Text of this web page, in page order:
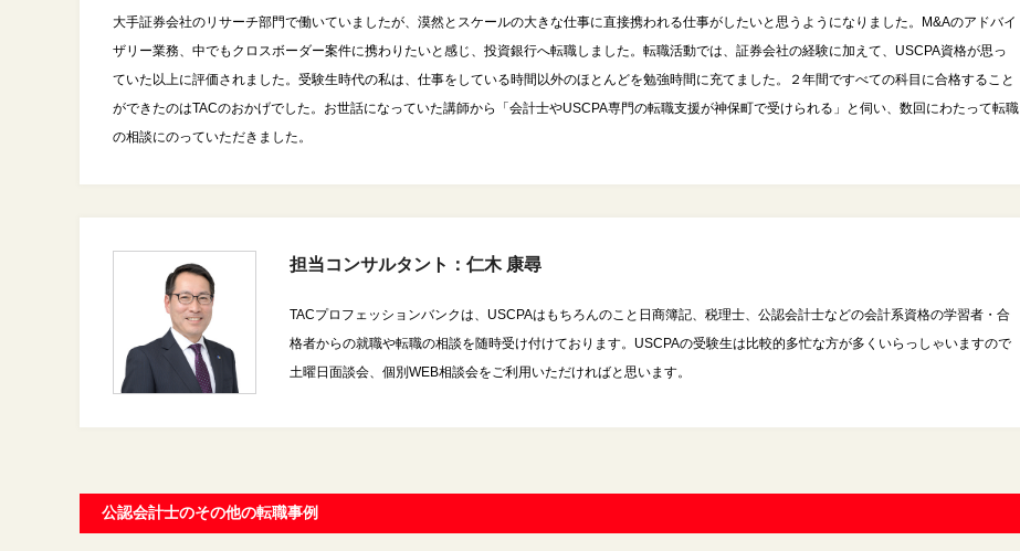
大手証券会社のリサーチ部門で働いていましたが、漠然とスケールの大きな仕事に直接携われる仕事がしたいと思うようになりました。M&Aのアドバイ
ザリー業務、中でもクロスボーダー案件に携わりたいと感じ、投資銀行へ転職しました。転職活動では、証券会社の経験に加えて、USCPA資格が思っ
ていた以上に評価されました。受験生時代の私は、仕事をしている時間以外のほとんどを勉強時間に充てました。２年間ですべての科目に合格すること
ができたのはTACのおかげでした。お世話になっていた講師から「会計士やUSCPA専門の転職支援が神保町で受けられる」と伺い、数回にわたって転職
の相談にのっていただきました。
担当コンサルタント：仁木 康尋
TACプロフェッションバンクは、USCPAはもちろんのこと日商簿記、税理士、公認会計士などの会計系資格の学習者・合
格者からの就職や転職の相談を随時受け付けております。USCPAの受験生は比較的多忙な方が多くいらっしゃいますので
土曜日面談会、個別WEB相談会をご利用いただければと思います。
公認会計士のその他の転職事例